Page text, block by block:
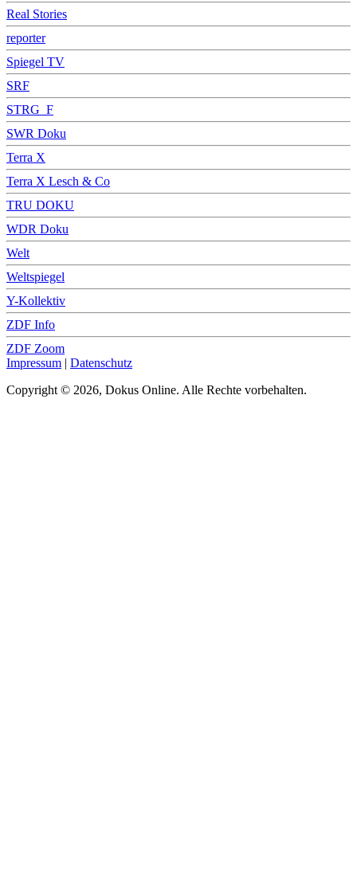
Real Stories
reporter
Spiegel TV
SRF
STRG_F
SWR Doku
Terra X
Terra X Lesch & Co
TRU DOKU
WDR Doku
Welt
Weltspiegel
Y-Kollektiv
ZDF Info
ZDF Zoom
Impressum | Datenschutz
Copyright © 2026, Dokus Online. Alle Rechte vorbehalten.